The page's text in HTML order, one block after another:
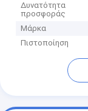
Δυνατότητα
προσφοράς
Μάρκα
Πιστοποίηση